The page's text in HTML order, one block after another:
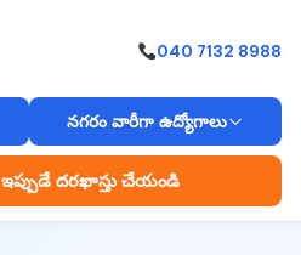
040 7132 8988
నగరం వారీగా ఉద్యోగాలు
ఇప్పుడే దరఖాస్తు చేయండి